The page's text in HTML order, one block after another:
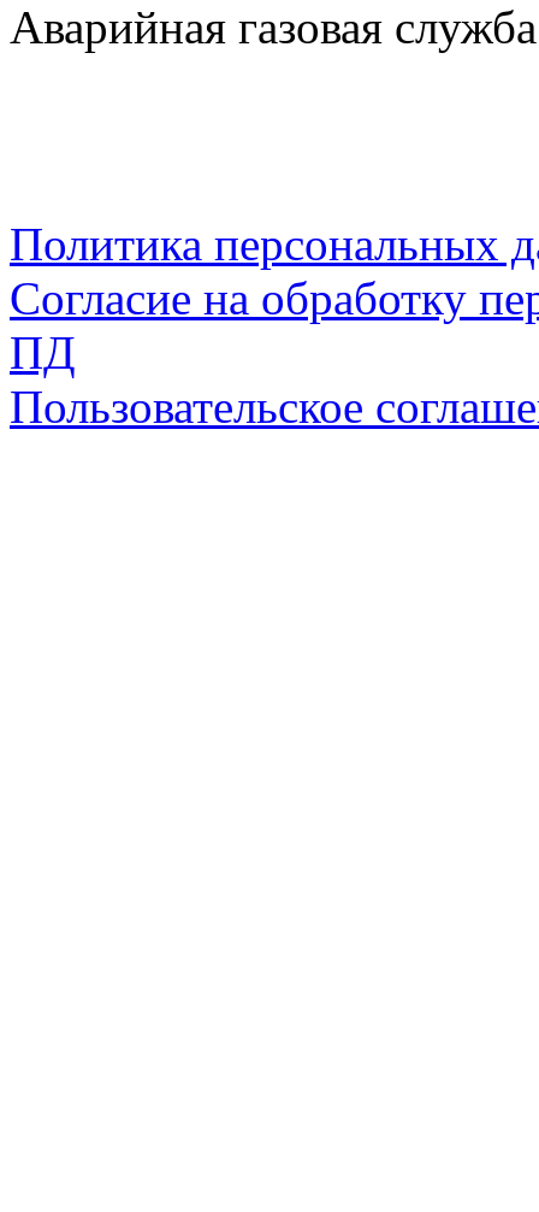
Аварийная газовая
Политика персональных
Согласие на обработку
ПД
Пользовательское